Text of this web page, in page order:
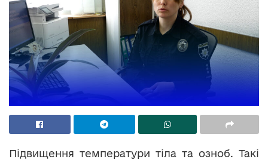
Підвищення температури тіла та озноб. Такі